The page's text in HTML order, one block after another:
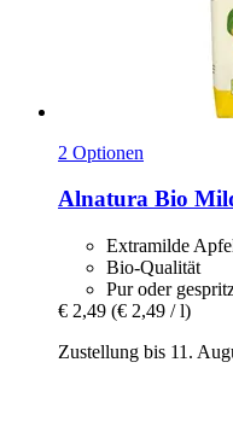
2 Optionen
Alnatura Bio
Extramilde
Bio-Qualität
Pur oder
€ 2,49 (€ 2,49 / l)
Zustellung bis 11.